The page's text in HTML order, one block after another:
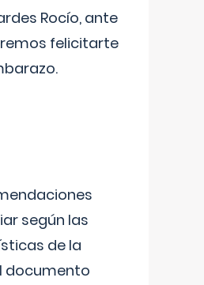
Rocío, ante
felicitarte
según las
de la
documento